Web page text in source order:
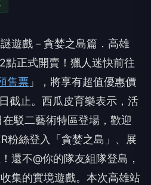
遊戲－貪婪之島篇．高雄
點正式開賣！獵人迷快前往
售票 」，將享有超值優惠價
截止。西瓜皮育樂表示，活
駁二藝術特區登場，歡迎
粉絲登入「貪婪之島」、展
還不@你的隊友組隊登島，
集的實境遊戲。本次高雄站